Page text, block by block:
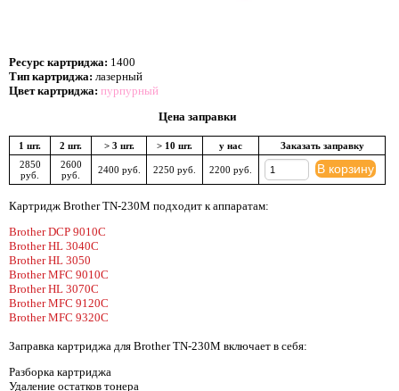
Ресурс картриджа: 1400
Тип картриджа: лазерный
Цвет картриджа: пурпурный
Цена заправки
1 шт. 2 шт. > 3 шт. > 10 шт. у нас
Заказать заправку
2850
руб.
2600
руб.
2400 руб. 2250 руб. 2200 руб. В корзину
Картридж Brother TN-230M подходит к аппаратам:
Brother DCP 9010C
Brother HL 3040C
Brother HL 3050
Brother MFC 9010C
Brother HL 3070C
Brother MFC 9120C
Brother MFC 9320C
Заправка картриджа для Brother TN-230M включает в себя:
Разборка картриджа
Удаление остатков тонера